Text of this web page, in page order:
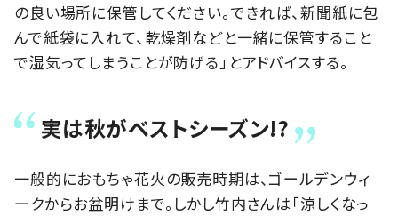
の良い場所に保管してください。できれば、新聞紙に包
んで紙袋に入れて、乾燥剤などと一緒に保管すること
で湿気ってしまうことが防げる」とアドバイスする。
実は秋がベストシーズン!?
一般的におもちゃ花火の販売時期は、ゴールデンウィ
ークからお盆明けまで。しかし竹内さんは「涼しくなっ